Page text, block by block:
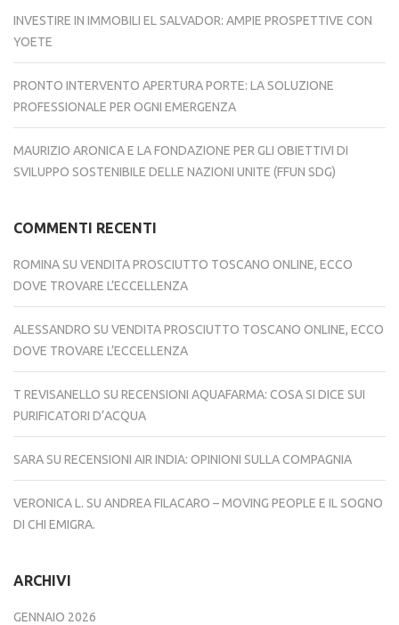
INVESTIRE IN IMMOBILI EL SALVADOR: AMPIE PROSPETTIVE CON
YOETE
PRONTO INTERVENTO APERTURA PORTE: LA SOLUZIONE
PROFESSIONALE PER OGNI EMERGENZA
MAURIZIO ARONICA E LA FONDAZIONE PER GLI OBIETTIVI DI
SVILUPPO SOSTENIBILE DELLE NAZIONI UNITE (FFUN SDG)
COMMENTI RECENTI
ROMINA SU VENDITA PROSCIUTTO TOSCANO ONLINE, ECCO
DOVE TROVARE L’ECCELLENZA
ALESSANDRO SU VENDITA PROSCIUTTO TOSCANO ONLINE, ECCO
DOVE TROVARE L’ECCELLENZA
T REVISANELLO SU RECENSIONI AQUAFARMA: COSA SI DICE SUI
PURIFICATORI D’ACQUA
SARA SU RECENSIONI AIR INDIA: OPINIONI SULLA COMPAGNIA
VERONICA L. SU ANDREA FILACARO – MOVING PEOPLE E IL SOGNO
DI CHI EMIGRA.
ARCHIVI
GENNAIO 2026